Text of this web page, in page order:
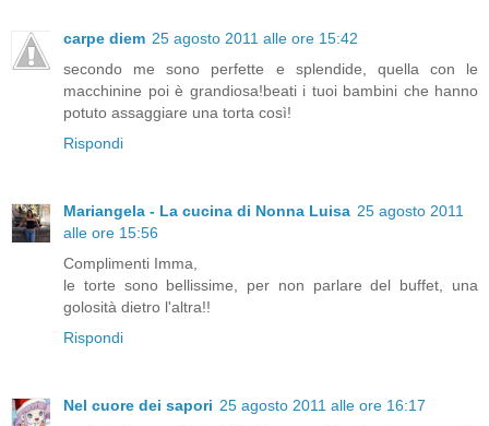
carpe diem 25 agosto 2011 alle ore 15:42
secondo me sono perfette e splendide, quella con le
macchinine poi è grandiosa!beati i tuoi bambini che hanno
potuto assaggiare una torta così!
Rispondi
Mariangela - La cucina di Nonna Luisa 25 agosto 2011
alle ore 15:56
Complimenti Imma,
le torte sono bellissime, per non parlare del buffet, una
golosità dietro l'altra!!
Rispondi
Nel cuore dei sapori 25 agosto 2011 alle ore 16:17